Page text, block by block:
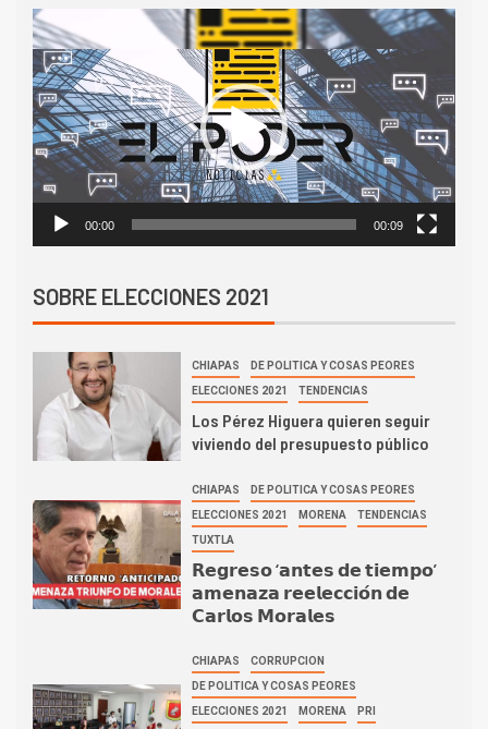
Reproductor
de
vídeo
00:00 00:09
SOBRE ELECCIONES 2021
CHIAPAS DE POLITICA Y COSAS PEORES
ELECCIONES 2021 TENDENCIAS
Los Pérez Higuera quieren seguir
viviendo del presupuesto público
CHIAPAS DE POLITICA Y COSAS PEORES
ELECCIONES 2021 MORENA TENDENCIAS
TUXTLA
𝗥𝗲𝗴𝗿𝗲𝘀𝗼 ‘𝗮𝗻𝘁𝗲𝘀 𝗱𝗲 𝘁𝗶𝗲𝗺𝗽𝗼’
𝗮𝗺𝗲𝗻𝗮𝘇𝗮 𝗿𝗲𝗲𝗹𝗲𝗰𝗰𝗶𝗼́𝗻 𝗱𝗲
𝗖𝗮𝗿𝗹𝗼𝘀 𝗠𝗼𝗿𝗮𝗹𝗲𝘀
CHIAPAS CORRUPCION
DE POLITICA Y COSAS PEORES
ELECCIONES 2021 MORENA PRI